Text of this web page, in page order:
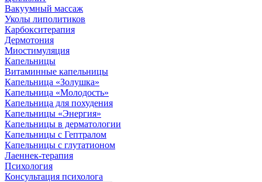
Вакуумный массаж
Уколы липолитиков
Карбокситерапия
Дермотония
Миостимуляция
Капельницы
Витаминные капельницы
Капельница «Золушка»
Капельница «Молодость»
Капельница для похудения
Капельницы «Энергия»
Капельницы в дерматологии
Капельницы с Гептралом
Капельницы с глутатионом
Лаеннек-терапия
Психология
Консультация психолога